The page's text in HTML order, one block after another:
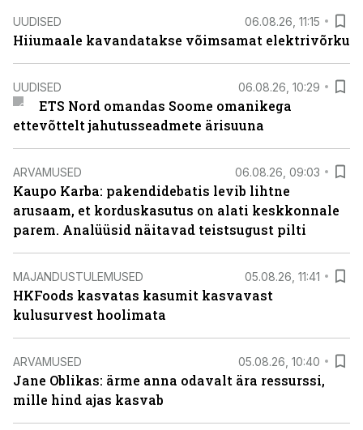
UUDISED 06.08.26, 11:15
Hiiumaale kavandatakse võimsamat elektrivõrku
UUDISED 06.08.26, 10:29
ETS Nord omandas Soome omanikega
ettevõttelt jahutusseadmete ärisuuna
ARVAMUSED 06.08.26, 09:03
Kaupo Karba: pakendidebatis levib lihtne
arusaam, et korduskasutus on alati keskkonnale
parem. Analüüsid näitavad teistsugust pilti
MAJANDUSTULEMUSED 05.08.26, 11:41
HKFoods kasvatas kasumit kasvavast
kulusurvest hoolimata
ARVAMUSED 05.08.26, 10:40
Jane Oblikas: ärme anna odavalt ära ressurssi,
mille hind ajas kasvab